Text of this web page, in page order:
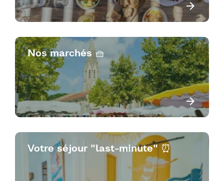
Nos marchés 🧺
Votre séjour "last-minute" ⏰